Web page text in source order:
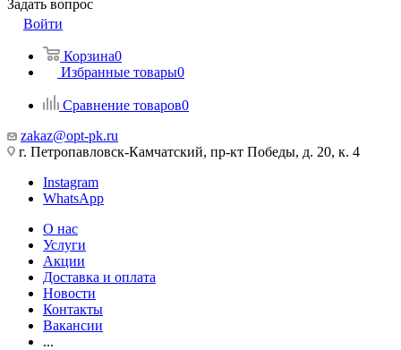
Задать вопрос
Войти
Корзина0
Избранные товары0
Сравнение товаров0
zakaz@opt-pk.ru
г. Петропавловск-Камчатский, пр-кт Победы, д. 20, к. 4
Instagram
WhatsApp
О нас
Услуги
Акции
Доставка и оплата
Новости
Контакты
Вакансии
...